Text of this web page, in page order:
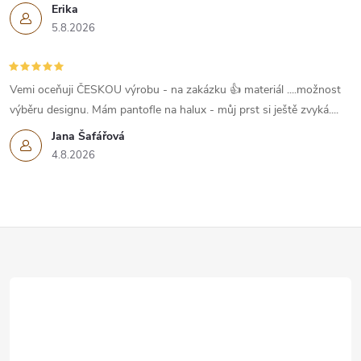
Erika
5.8.2026
Jana Šafářová
4.8.2026
Vemi oceňuji ČESKOU výrobu - na zakázku 👍 materiál ....možnost
výběru designu. Mám pantofle na halux - můj prst si ještě zvyká....